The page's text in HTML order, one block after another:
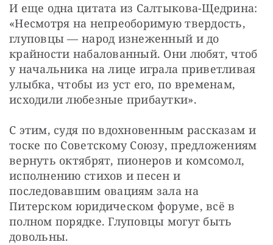
И еще одна цитата из Салтыкова-Щедрина:
«Несмотря на непреоборимую твердость,
глуповцы — народ изнеженный и до
крайности набалованный. Они любят, чтоб
у начальника на лице играла приветливая
улыбка, чтобы из уст его, по временам,
исходили любезные прибаутки».
С этим, судя по вдохновенным рассказам и
тоске по Советскому Союзу, предложениям
вернуть октябрят, пионеров и комсомол,
исполнению стихов и песен и
последовавшим овациям зала на
Питерском юридическом форуме, всё в
полном порядке. Глуповцы могут быть
довольны.